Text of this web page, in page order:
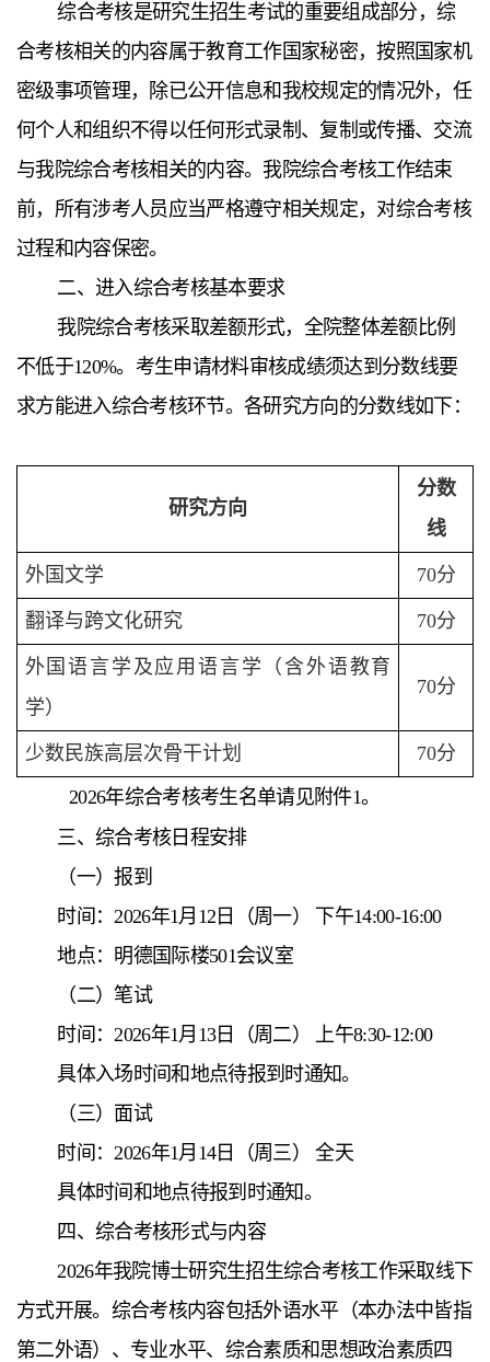
综合考核是研究生招生考试的重要组成部分，综
合考核相关的内容属于教育工作国家秘密，按照国家机
密级事项管理，除已公开信息和我校规定的情况外，任
何个人和组织不得以任何形式录制、复制或传播、交流
与我院综合考核相关的内容。我院综合考核工作结束
前，所有涉考人员应当严格遵守相关规定，对综合考核
过程和内容保密。
二、 进入综合考核基本要求
我院综合考核采取差额形式，全院整体差额比例
不低于120%。考生申请材料审核成绩须达到分数线要
求方能进入综合考核环节。各研究方向的分数线如下：
研究方向
分数
线
外国文学 70分
翻译与跨文化研究 70分
外国语言学及应用语言学（含外语教育
学）
70分
少数民族高层次骨干计划
70分
2026年综合考核考生名单请见附件1。
三、 综合考核日程安排
（一）报到
时间：2026年1月12日（周一） 下午14:00-16:00
地点：明德国际楼501会议室
（二）笔试
时间：2026年1月13日（周二） 上午8:30-12:00
具体入场时间和地点待报到时通知。
（三）面试
时间：2026年1月14日（周三） 全天
具体时间和地点待报到时通知。
四、 综合考核形式与内容
2026年我院博士研究生招生综合考核工作采取线下
方式开展。综合考核内容包括外语水平（本办法中皆指
第二外语）、专业水平、综合素质和思想政治素质四